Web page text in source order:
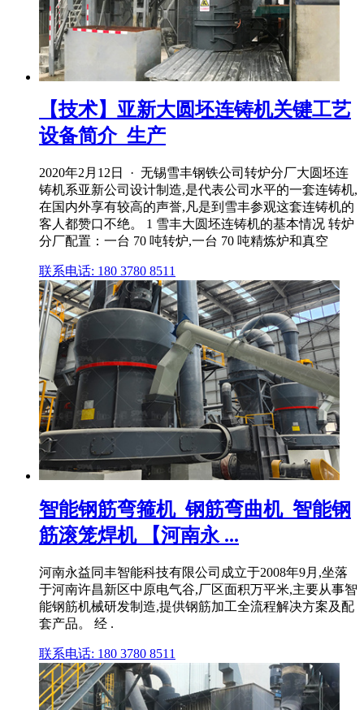
【技术】亚新大圆坯连铸机关键工艺
设备简介_生产
2020年2月12日 · 无锡雪丰钢铁公司转炉分厂大圆坯连
铸机系亚新公司设计制造,是代表公司水平的一套连铸机,
在国内外享有较高的声誉,凡是到雪丰参观这套连铸机的
客人都赞口不绝。 1 雪丰大圆坯连铸机的基本情况 转炉
分厂配置：一台 70 吨转炉,一台 70 吨精炼炉和真空
联系电话: 180 3780 8511
智能钢筋弯箍机_钢筋弯曲机_智能钢
筋滚笼焊机 【河南永 ...
河南永益同丰智能科技有限公司成立于2008年9月,坐落
于河南许昌新区中原电气谷,厂区面积万平米,主要从事智
能钢筋机械研发制造,提供钢筋加工全流程解决方案及配
套产品。 经 .
联系电话: 180 3780 8511